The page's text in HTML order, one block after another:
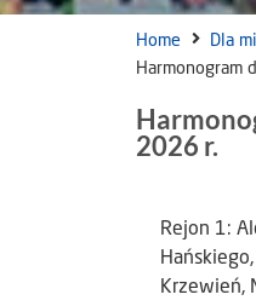
Home Dla
Harmonogram
2026 r.
Rejon 1:
Krzewień,